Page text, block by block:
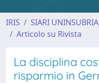
IRIS SIARI UNINSUBRIA
Articolo su Rivista
La disciplina
risparmio in